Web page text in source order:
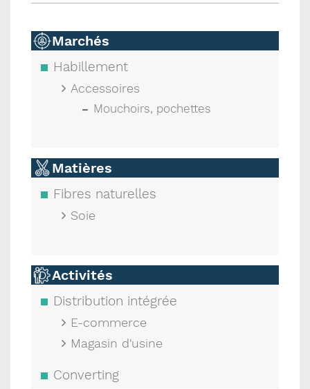
Marchés
Habillement
Accessoires
Mouchoirs, pochettes
Matières
Fibres naturelles
Soie
Activités
Distribution intégrée
E-commerce
Magasin d'usine
Converting